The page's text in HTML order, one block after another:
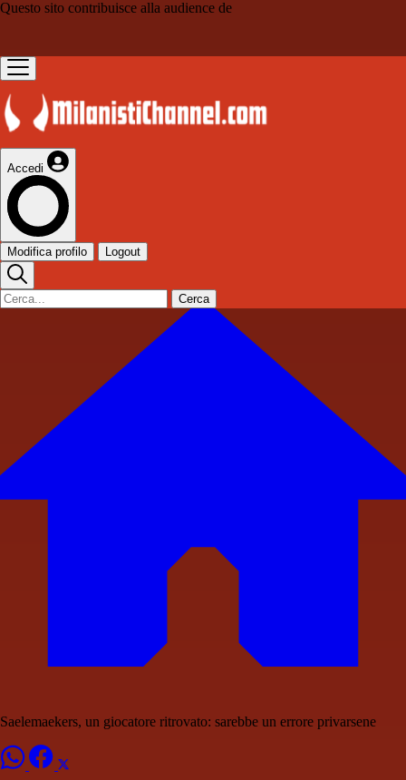
Questo sito contribuisce alla audience de
Accedi
Modifica profilo Logout
Cerca
Saelemaekers, un giocatore ritrovato: sarebbe un errore privarsene